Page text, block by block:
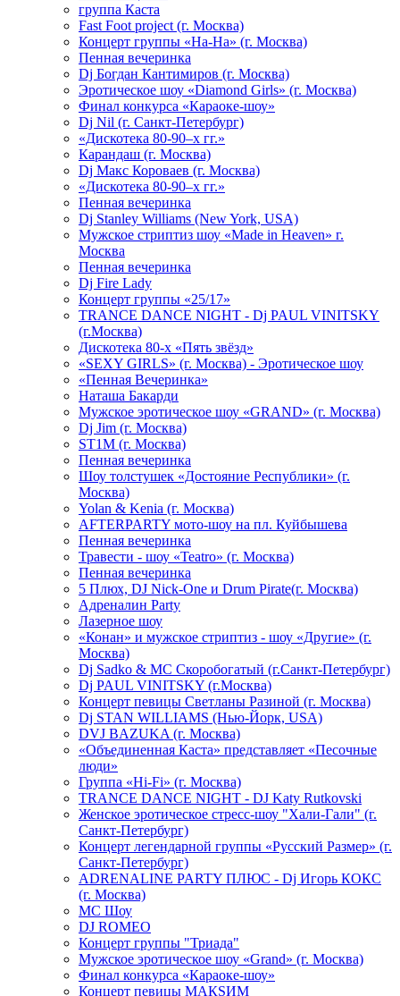
группа Каста
Fast Foot project (г. Москва)
Концерт группы «На-На» (г. Москва)
Пенная вечеринка
Dj Богдан Кантимиров (г. Москва)
Эротическое шоу «Diamond Girls» (г. Москва)
Финал конкурса «Караоке-шоу»
Dj Nil (г. Санкт-Петербург)
«Дискотека 80-90–х гг.»
Карандаш (г. Москва)
Dj Макс Короваев (г. Москва)
«Дискотека 80-90–х гг.»
Пенная вечеринка
Dj Stanley Williams (New York, USA)
Мужское стриптиз шоу «Made in Heaven» г.
Москва
Пенная вечеринка
Dj Fire Lady
Концерт группы «25/17»
TRANCE DANCE NIGHT - Dj PAUL VINITSKY
(г.Москва)
Дискотека 80-х «Пять звёзд»
«SEXY GIRLS» (г. Москва) - Эротическое шоу
«Пенная Вечеринка»
Hаташа Бакарди
Мужское эротическое шоу «GRAND» (г. Москва)
Dj Jim (г. Москва)
ST1M (г. Москва)
Пенная вечеринка
Шоу толстушек «Достояние Республики» (г.
Москва)
Yolan & Kenia (г. Москва)
AFTERPARTY мото-шоу на пл. Куйбышева
Пенная вечеринка
Травести - шоу «Teatro» (г. Москва)
Пенная вечеринка
5 Плюх, DJ Nick-One и Drum Pirate(г. Москва)
Адреналин Party
Лазерное шоу
«Конан» и мужское стриптиз - шоу «Другие» (г.
Москва)
Dj Sadko & МС Скоробогатый (г.Санкт-Петербург)
Dj PAUL VINITSKY (г.Москва)
Концерт певицы Светланы Разиной (г. Москва)
Dj STAN WILLIAMS (Нью-Йорк, USA)
DVJ BAZUKA (г. Москва)
«Объединенная Каста» представляет «Песочные
люди»
Группа «Hi-Fi» (г. Москва)
TRANCE DANCE NIGHT - DJ Katy Rutkovski
Женское эротическое стресс-шоу "Хали-Гали" (г.
Санкт-Петербург)
Концерт легендарной группы «Русский Размер» (г.
Санкт-Петербург)
ADRENALINE PARTY ПЛЮС - Dj Игорь КОКС
(г. Москва)
MC Шоу
DJ ROMEO
Концерт группы "Триада"
Мужское эротическое шоу «Grand» (г. Москва)
Финал конкурса «Караоке-шоу»
Концерт певицы МАКSИМ